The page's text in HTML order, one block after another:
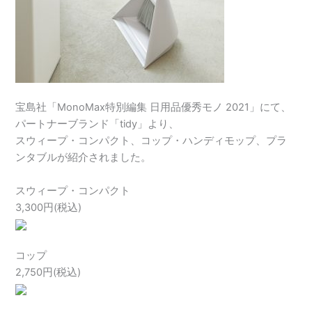
宝島社「MonoMax特別編集 日用品優秀モノ 2021」にて、
パートナーブランド「tidy」より、
スウィープ・コンパクト、コップ・ハンディモップ、プラ
ンタブルが紹介されました。
スウィープ・コンパクト
3,300円(税込)
コップ
2,750円(税込)